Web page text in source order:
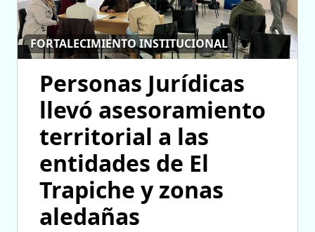
FORTALECIMIENTO INSTITUCIONAL
Personas Jurídicas
llevó asesoramiento
territorial a las
entidades de El
Trapiche y zonas
aledañas